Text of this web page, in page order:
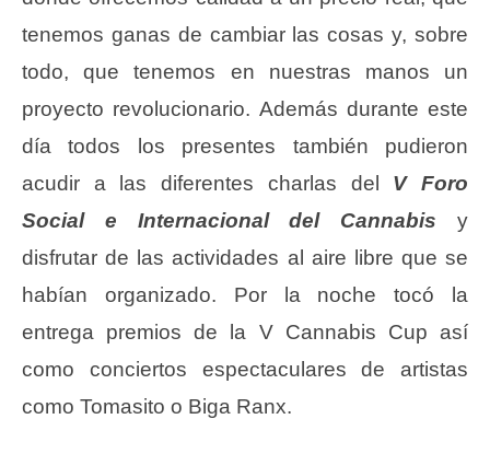
tenemos ganas de cambiar las cosas y, sobre
todo, que tenemos en nuestras manos un
proyecto revolucionario. Además durante este
día todos los presentes también pudieron
acudir a las diferentes charlas del V Foro
Social e Internacional del Cannabis y
disfrutar de las actividades al aire libre que se
habían organizado. Por la noche tocó la
entrega premios de la V Cannabis Cup así
como conciertos espectaculares de artistas
como Tomasito o Biga Ranx.